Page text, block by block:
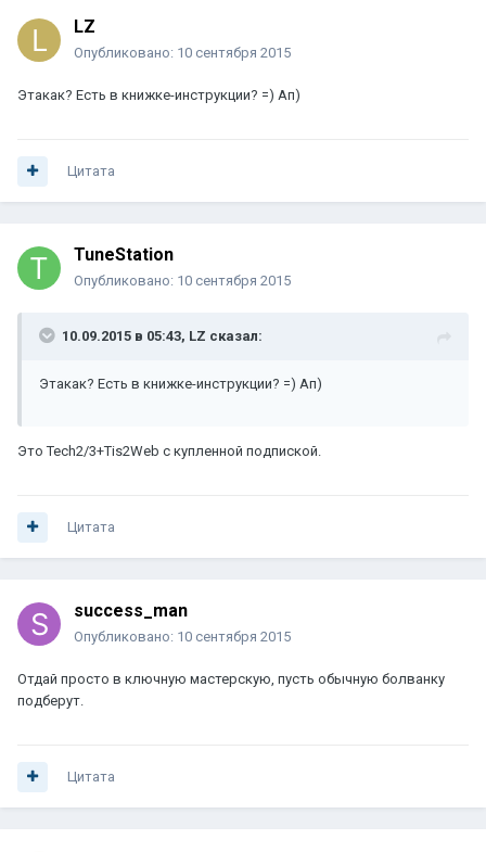
LZ
Опубликовано: 10 сентября 2015
Этакак? Есть в книжке-инструкции? =) Ап)
Цитата
TuneStation
Опубликовано: 10 сентября 2015
10.09.2015 в 05:43, LZ сказал:
Этакак? Есть в книжке-инструкции? =) Ап)
Это Tech2/3+Tis2Web с купленной подпиской.
Цитата
success_man
Опубликовано: 10 сентября 2015
Отдай просто в ключную мастерскую, пусть обычную болванку
подберут.
Цитата